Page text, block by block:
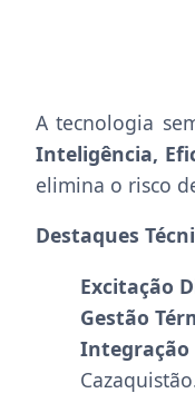
A tecnologia
Inteligência,
elimina o risco
Destaques
Excitação
Gestão
Integração